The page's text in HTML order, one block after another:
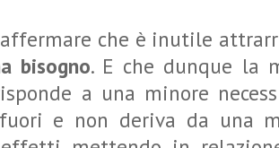
che è inutile
bisogno. E che dunque la
a una minore
e non deriva da una